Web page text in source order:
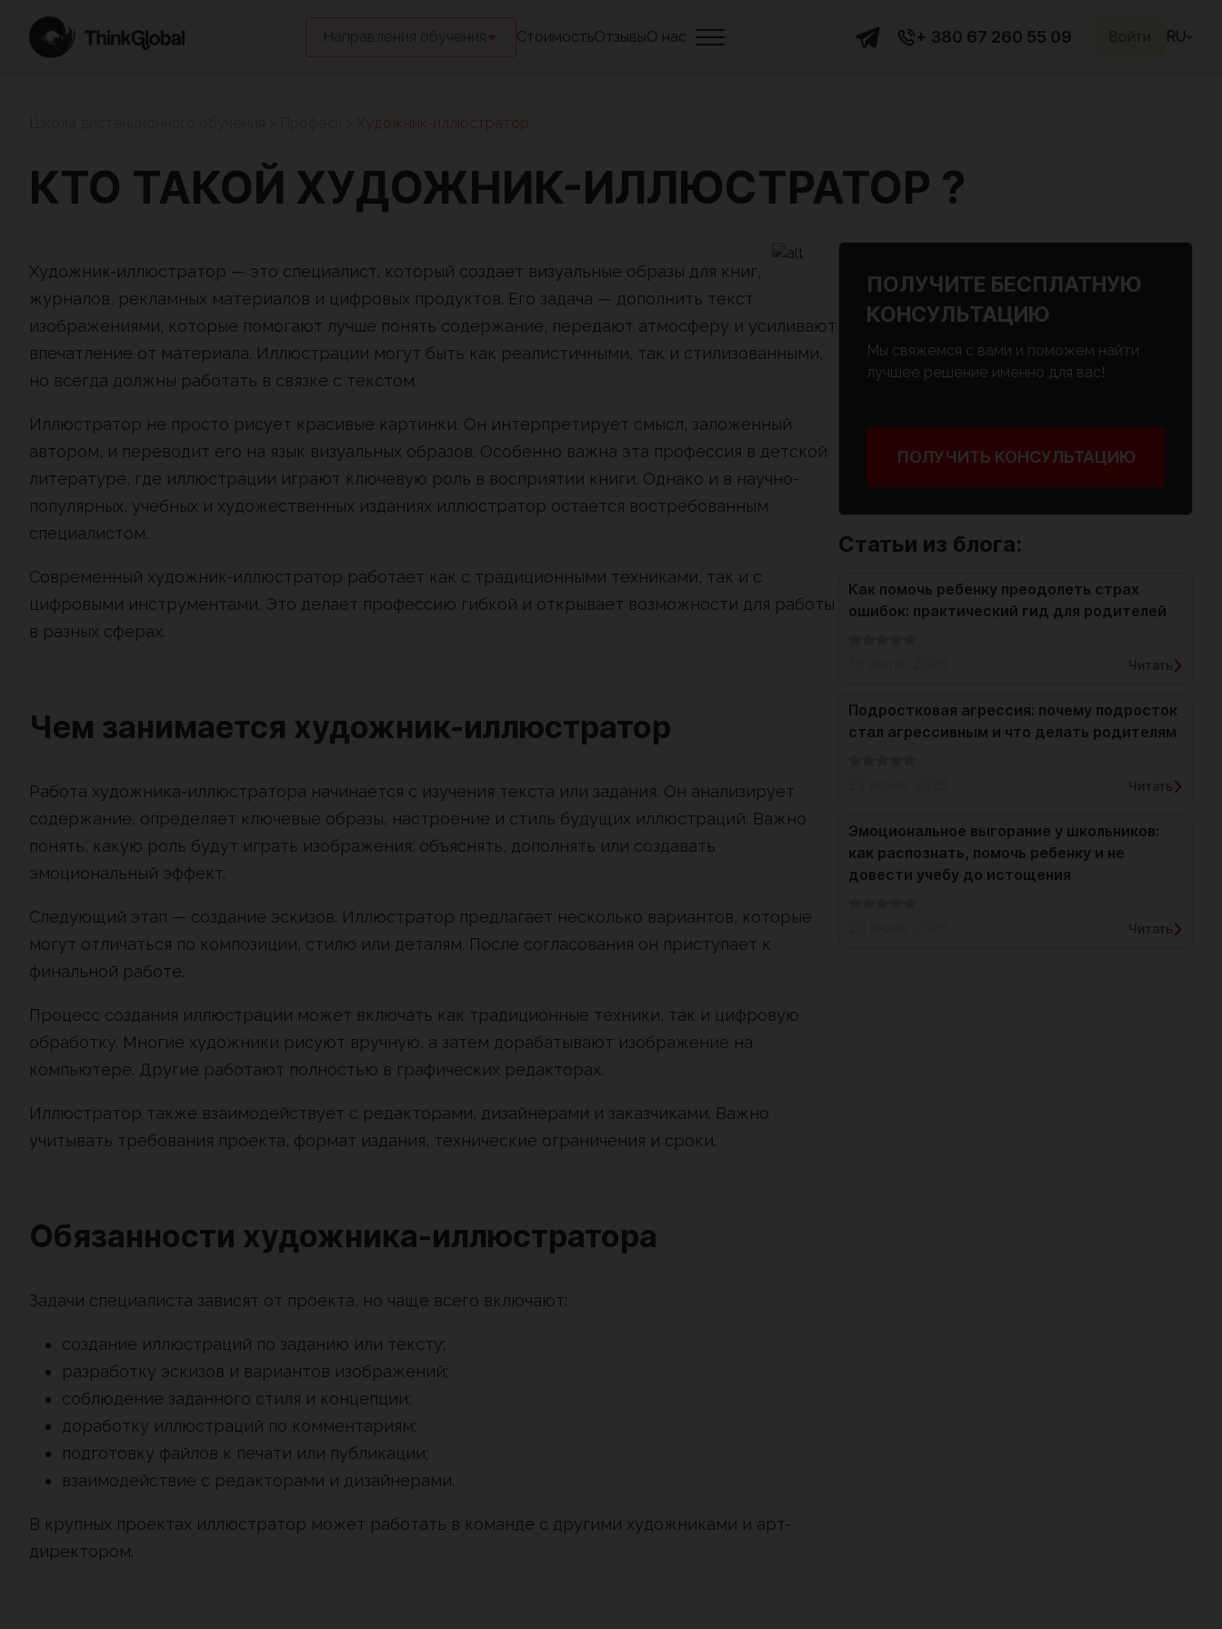
Направления обучения СтоимостьОтзывыО нас + 380 67 260 55 09 RU
Художник-иллюстратор
КТО ТАКОЙ ХУДОЖНИК-ИЛЛЮСТРАТОР ?
Художник-иллюстратор — это специалист, который создает визуальные образы для книг,
журналов, рекламных материалов и цифровых продуктов. Его задача — дополнить текст
изображениями, которые помогают лучше понять содержание, передают атмосферу и усиливают
впечатление от материала. Иллюстрации могут быть как реалистичными, так и стилизованными,
но всегда должны работать в связке с текстом.
Иллюстратор не просто рисует красивые картинки. Он интерпретирует смысл, заложенный
автором, и переводит его на язык визуальных образов. Особенно важна эта профессия в детской
литературе, где иллюстрации играют ключевую роль в восприятии книги. Однако и в научно-
популярных, учебных и художественных изданиях иллюстратор остается востребованным
специалистом.
Современный художник-иллюстратор работает как с традиционными техниками, так и с
цифровыми инструментами. Это делает профессию гибкой и открывает возможности для работы
в разных сферах.
Чем занимается художник-иллюстратор
Работа художника-иллюстратора начинается с изучения текста или задания. Он анализирует
содержание, определяет ключевые образы, настроение и стиль будущих иллюстраций. Важно
понять, какую роль будут играть изображения: объяснять, дополнять или создавать
эмоциональный эффект.
Следующий этап — создание эскизов. Иллюстратор предлагает несколько вариантов, которые
могут отличаться по композиции, стилю или деталям. После согласования он приступает к
финальной работе.
Процесс создания иллюстрации может включать как традиционные техники, так и цифровую
обработку. Многие художники рисуют вручную, а затем дорабатывают изображение на
компьютере. Другие работают полностью в графических редакторах.
Иллюстратор также взаимодействует с редакторами, дизайнерами и заказчиками. Важно
учитывать требования проекта, формат издания, технические ограничения и сроки.
Обязанности художника-иллюстратора
Задачи специалиста зависят от проекта, но чаще всего включают:
создание иллюстраций по заданию или тексту;
разработку эскизов и вариантов изображений;
соблюдение заданного стиля и концепции;
доработку иллюстраций по комментариям;
подготовку файлов к печати или публикации;
взаимодействие с редакторами и дизайнерами.
В крупных проектах иллюстратор может работать в команде с другими художниками и арт-
директором.
ПОЛУЧИТЕ БЕСПЛАТНУЮ
КОНСУЛЬТАЦИЮ
Мы свяжемся с вами и поможем найти
лучшее решение именно для вас!
ПОЛУЧИТЬ КОНСУЛЬТАЦИЮ
Статьи из блога:
Как помочь ребенку преодолеть страх
ошибок: практический гид для родителей
Читать
Подростковая агрессия: почему подросток
стал агрессивным и что делать родителям
Читать
Эмоциональное выгорание у школьников:
как распознать, помочь ребенку и не
довести учебу до истощения
Читать